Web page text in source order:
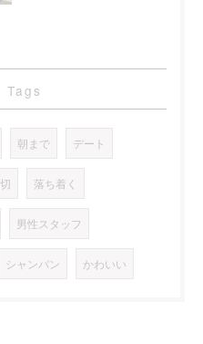
Tags
朝まで デート
落ち着く
男性スタッフ
シャンパン かわいい